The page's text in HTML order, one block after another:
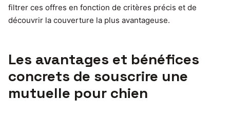
filtrer ces offres en fonction de critères précis et de
découvrir la couverture la plus avantageuse.
Les avantages et bénéfices
concrets de souscrire une
mutuelle pour chien